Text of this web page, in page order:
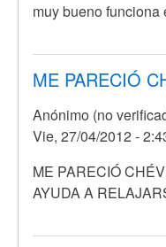
muy bueno
ME PARECIÓ
Anónimo (no
Vie, 27/04/2012 -
ME PARECIÓ
AYUDA A